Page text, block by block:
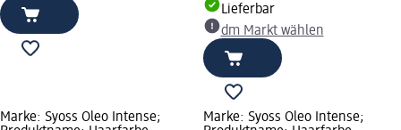
Lieferbar
dm Markt wählen
Marke: Syoss Oleo Intense;
Marke: Syoss Oleo Intense;